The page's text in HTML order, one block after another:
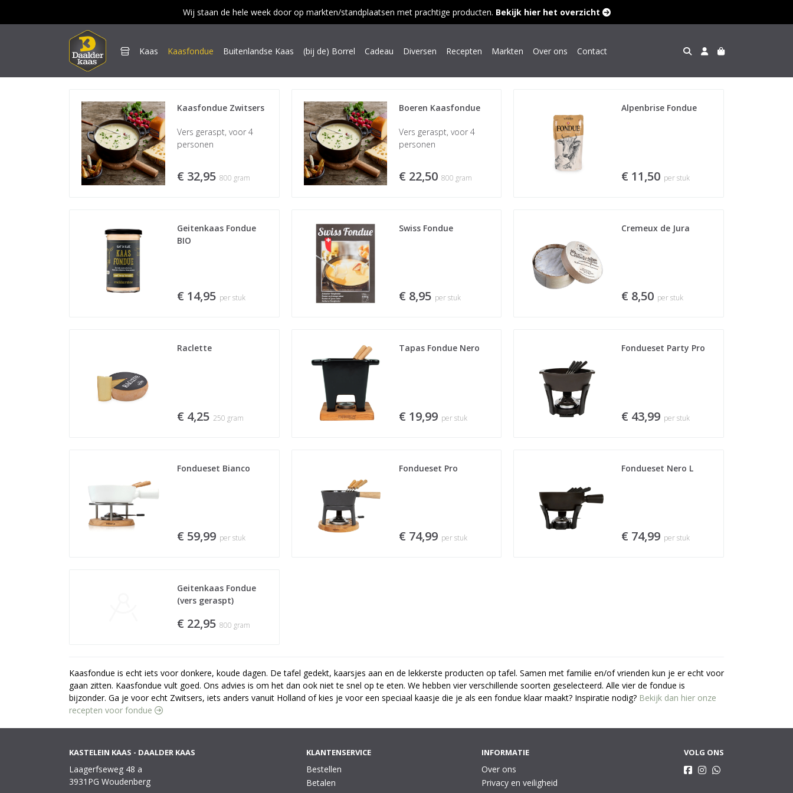
Wij staan de hele week door op markten/standplaatsen met prachtige producten. Bekijk hier het overzicht 
 Kaas Kaasfondue Buitenlandse Kaas (bij de) Borrel Cadeau Diversen Recepten Markten Over ons Contact
Kaasfondue Zwitsers
Vers geraspt, voor 4
personen
€ 32,95 800 gram
Boeren Kaasfondue
Vers geraspt, voor 4
personen
€ 22,50 800 gram
Alpenbrise Fondue
€ 11,50 per stuk
Geitenkaas Fondue
BIO
€ 14,95 per stuk
Swiss Fondue
€ 8,95 per stuk
Cremeux de Jura
€ 8,50 per stuk
Raclette
€ 4,25 250 gram
Tapas Fondue Nero
€ 19,99 per stuk
Fondueset Party Pro
€ 43,99 per stuk
Fondueset Bianco
€ 59,99 per stuk
Fondueset Pro
€ 74,99 per stuk
Fondueset Nero L
€ 74,99 per stuk
Geitenkaas Fondue
(vers geraspt)
€ 22,95 800 gram
Kaasfondue is echt iets voor donkere, koude dagen. De tafel gedekt, kaarsjes aan en de lekkerste producten op tafel. Samen met familie en/of vrienden kun je er echt voor
gaan zitten. Kaasfondue vult goed. Ons advies is om het dan ook niet te snel op te eten. We hebben vier verschillende soorten geselecteerd. Alle vier de fondue is
bijzonder. Ga je voor echt Zwitsers, iets anders vanuit Holland of kies je voor een speciaal kaasje die je als een fondue klaar maakt? Inspiratie nodig? Bekijk dan hier onze
recepten voor fondue 
KASTELEIN KAAS - DAALDER KAAS
Laagerfseweg 48 a
3931PG Woudenberg
KLANTENSERVICE
Bestellen
Betalen
INFORMATIE
Over ons
Privacy en veiligheid
VOLG ONS